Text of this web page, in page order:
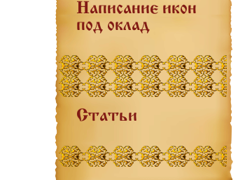
Написание икон
под оклад
Статьи